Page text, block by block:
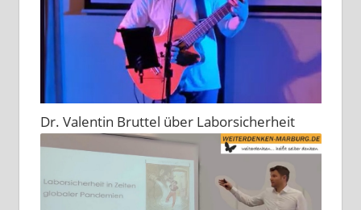
Dr. Valentin Bruttel über Laborsicherheit